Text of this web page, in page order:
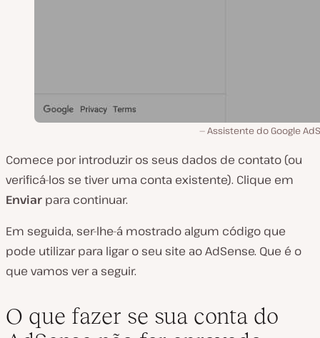
Assistente do Google
Comece por introduzir os seus dados de contato (ou
verificá-los se tiver uma conta existente). Clique em
Enviar para continuar.
Em seguida, ser-lhe-á mostrado algum código que
pode utilizar para ligar o seu site ao AdSense. Que é o
que vamos ver a seguir.
O que fazer se sua conta do